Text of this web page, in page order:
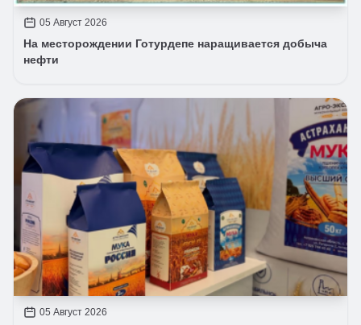
05 Август 2026
На месторождении Готурдепе наращивается добыча
нефти
05 Август 2026